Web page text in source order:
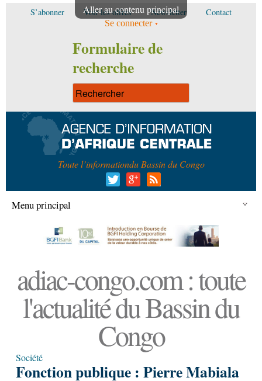
Aller au contenu principal
S’abonner Voir les offres Newsletter Contact
Se connecter
Formulaire de
recherche
Toute l’informationdu Bassin du Congo
Menu principal
adiac-congo.com : toute
l'actualité du Bassin du
Congo
Société
Fonction publique : Pierre Mabiala